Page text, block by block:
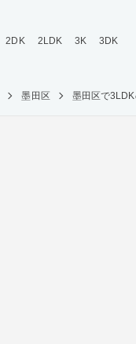
2DK 2LDK 3K
3DK
墨田区 墨田区で